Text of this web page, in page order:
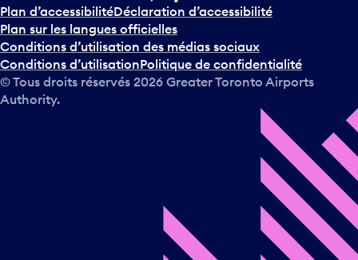
Plan d’accessibilitéDéclaration d’accessibilité
Plan sur les langues officielles
Conditions d’utilisation des médias sociaux
Conditions d’utilisationPolitique de confidentialité
© Tous droits réservés 2026 Greater Toronto Airports
Authority.